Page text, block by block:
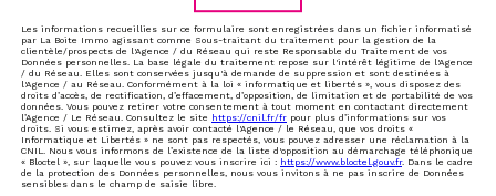
Les informations recueillies sur ce formulaire sont enregistrées dans un fichier informatisé
par La Boite Immo agissant comme Sous-traitant du traitement pour la gestion de la
clientèle/prospects de l'Agence / du Réseau qui reste Responsable du Traitement de vos
Données personnelles. La base légale du traitement repose sur l'intérêt légitime de l'Agence
/ du Réseau. Elles sont conservées jusqu'à demande de suppression et sont destinées à
l'Agence / au Réseau. Conformément à la loi « informatique et libertés », vous disposez des
droits d’accès, de rectification, d’effacement, d’opposition, de limitation et de portabilité de vos
données. Vous pouvez retirer votre consentement à tout moment en contactant directement
l’Agence / Le Réseau. Consultez le site https://cnil.fr/fr pour plus d’informations sur vos
droits. Si vous estimez, après avoir contacté l'Agence / le Réseau, que vos droits «
Informatique et Libertés » ne sont pas respectés, vous pouvez adresser une réclamation à la
CNIL. Nous vous informons de l’existence de la liste d'opposition au démarchage téléphonique
« Bloctel », sur laquelle vous pouvez vous inscrire ici : https://www.bloctel.gouv.fr. Dans le cadre
de la protection des Données personnelles, nous vous invitons à ne pas inscrire de Données
sensibles dans le champ de saisie libre.